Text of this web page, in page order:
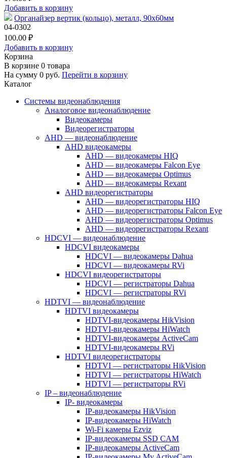
Добавить в корзину
Органайзер вертик (кольцо), металл, 90х60мм
04-0302
100.00 ₽
Добавить в корзину
Корзина
В корзине 0 товара
На сумму 0 руб. Перейти в корзину
Каталог
Системы видеонаблюдения
Аналоговое видеонаблюдение
Видеокамеры
Видеорегистраторы
AHD — видеонаблюдение
AHD видеокамеры
AHD — видеокамеры HIQ
AHD — видеокамеры Falcon Eye
AHD — видеокамеры Optimus
AHD — видеокамеры Rexant
AHD видеорегистраторы
AHD — видеорегистраторы HIQ
AHD — видеорегистраторы Falcon Eye
AHD — видеорегистраторы Optimus
AHD — видеорегистраторы Rexant
HDCVI — видеонаблюдение
HDCVI видеокамеры
HDCVI — видеокамеры Dahua
HDCVI — видеокамеры RVi
HDCVI видеорегистраторы
HDCVI — регистраторы Dahua
HDCVI — регистраторы RVi
HDTVI — видеонаблюдение
HDTVI видеокамеры
HDTVI-видеокамеры HikVision
HDTVI-видеокамеры HiWatch
HDTVI-видеокамеры ActiveCam
HDTVI-видеокамеры RVi
HDTVI видеорегистраторы
HDTVI — регистраторы HikVision
HDTVI — регистраторы HiWatch
HDTVI — регистраторы RVi
IP – видеонаблюдение
IP- видеокамеры
IP-видеокамеры HikVision
IP-видеокамеры HiWatch
Wi-Fi камеры Ezviz
IP-видеокамеры SSD CAM
IP-видеокамеры ActiveCam